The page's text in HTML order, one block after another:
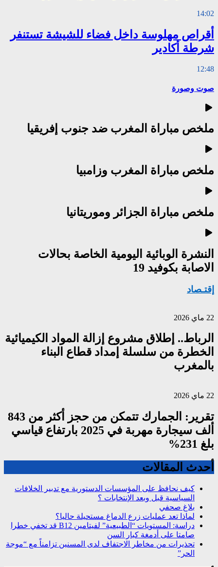
14:02
أقراص مهلوسة داخل فضاء للشيشة تستنفر
شرطة أكادير
12:48
صوت وصورة
ملخص مباراة المغرب ضد جنوب إفريقيا
ملخص مباراة المغرب وزامبيا
ملخص مباراة الجزائر وموريتانيا
النشرة الوبائية اليومية الخاصة بحالات
الاصابة بكوفيد 19
إقتـصاد
22 ماي 2026
الرباط.. إطلاق مشروع إزالة المواد الكيميائية
الخطرة من سلسلة إمداد قطاع البناء
بالمغرب
22 ماي 2026
تقرير: الجمارك تتمكن من حجز أكثر من 843
ألف سيجارة مهربة في 2025 بارتفاع قياسي
بلغ 231%
أحدث المقالات
كيف نحافظ على المؤسسات الدستورية مع تدبير الخلافات
السياسية قبل وبعد الإنتخابات ؟
بلاغ صحفي
لماذا تعد عمليات زرع الدماغ مستحيلة حاليا؟
دراسة: المستويات “الطبيعية” لفيتامين B12 قد تخفي خطرا
صامتا على أدمغة كبار السن
تحذيرات من مخاطر الاجتفاف لدى المسنين تزامناً مع “موجة
الحر”